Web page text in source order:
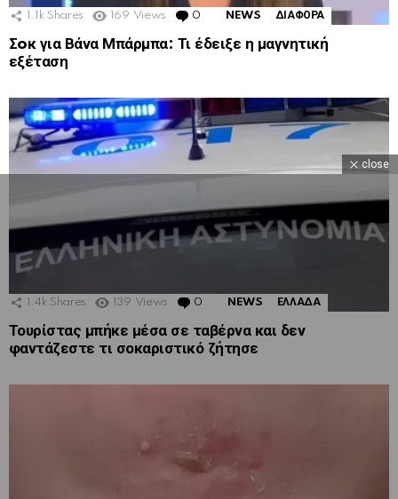
1.1k Shares 169 Views 0 Comments
NEWS ΔΙΑΦΟΡΑ
Σoκ για Βάνα Μπάρμπα: Τι έδειξε η μαγνητική
εξέταση
1.4k Shares 139 Views 0 Comments
NEWS ΕΛΛΑΔΑ
Τουρίστας μπήκε μέσα σε ταβέρνα και δεν
φαντάζεστε τι σοκαριστικό ζήτησε
close